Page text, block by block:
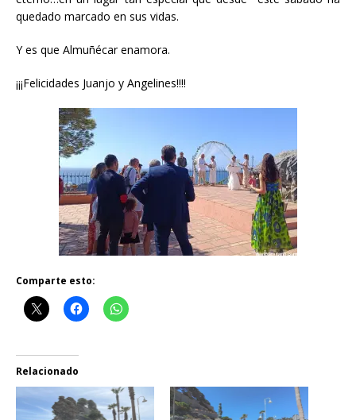
quedado marcado en sus vidas.
Y es que Almuñécar enamora.
¡¡¡Felicidades Juanjo y Angelines!!!!
Comparte esto:
Relacionado